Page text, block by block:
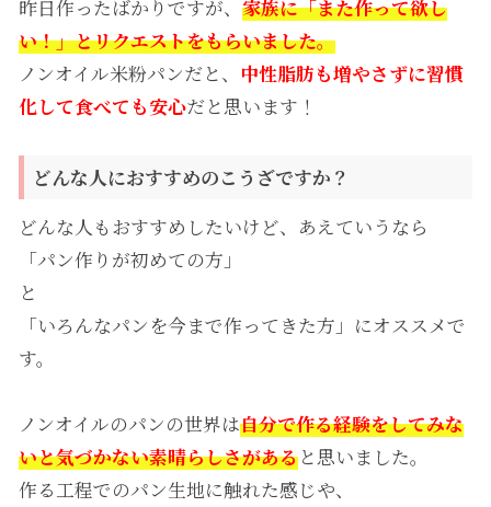
昨日作ったばかりですが、 家族に「また作って欲し
い！」とリクエストをもらいました。
ノンオイル米粉パンだと、 中性脂肪も増やさずに習慣
化して食べても安心だと思います！
どんな人におすすめのこうざですか？
どんな人もおすすめしたいけど、あえていうなら
「パン作りが初めての方」
と
「いろんなパンを今まで作ってきた方」にオススメで
す。
ノンオイルのパンの世界は自分で作る経験をしてみな
いと気づかない素晴らしさがあると思いました。
作る工程でのパン生地に触れた感じや、